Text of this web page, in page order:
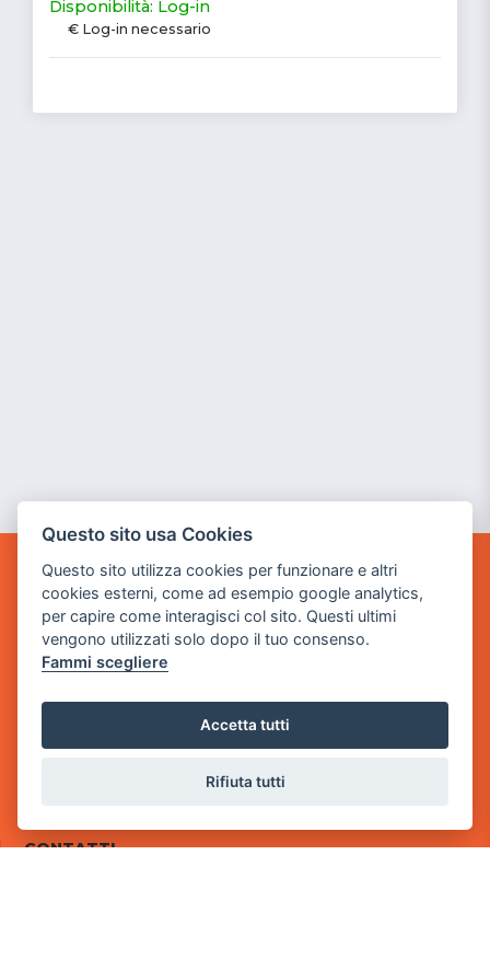
Disponibilità: Log-in
€ Log-in necessario
POWER GAME SRL
Sede Legale
via Villaggio dei Platani, 3
via Industriale, 2 - 25082 Botticino, BS
Partita iva 03308130982
CONTATTI
Questo sito usa Cookies
Questo sito utilizza cookies per funzionare e altri
cookies esterni, come ad esempio google analytics,
per capire come interagisci col sito. Questi ultimi
vengono utilizzati solo dopo il tuo consenso.
Fammi scegliere
Accetta tutti
Rifiuta tutti